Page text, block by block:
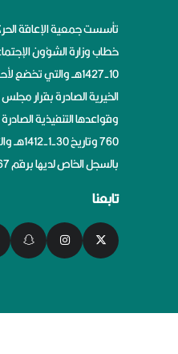
تأسست جمعية الإعاقة
10-1427هــ والتي
وقواعدها التنفيذية
760
بالسجل الخاص لديها برقم 367 بتاريخ 18-7-1428هــ.
تابعنا